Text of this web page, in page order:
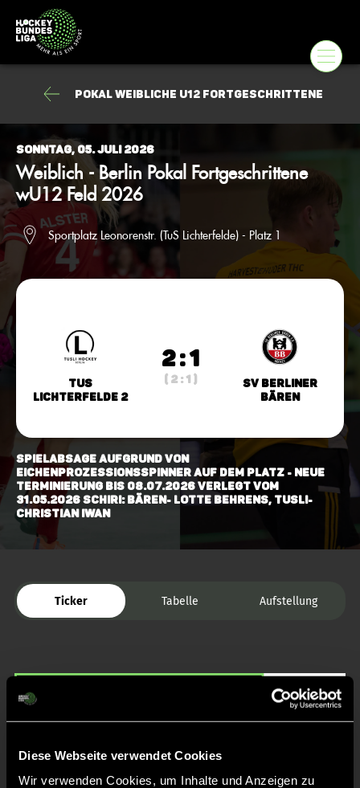
Diese Webseite verwendet Cookies
Wir verwenden Cookies, um Inhalte und Anzeigen zu
Pokal weibliche U12 Fortgeschrittene
Sonntag, 05. Juli 2026
Weiblich - Berlin Pokal Fortgeschrittene
wU12 Feld 2026
Sportplatz Leonorenstr. (TuS Lichterfelde) - Platz 1
TuS
Lichterfelde 2
2 : 1
( 2 : 1 )
SV Berliner
Bären
Spielabsage aufgrund von
Eichenprozessionsspinner auf dem Platz - neue
Terminierung bis 08.07.2026 verlegt vom
31.05.2026 Schiri: Bären- Lotte Behrens, TuSLi-
Christian Iwan
Ticker Tabelle Aufstellung
Liveticker